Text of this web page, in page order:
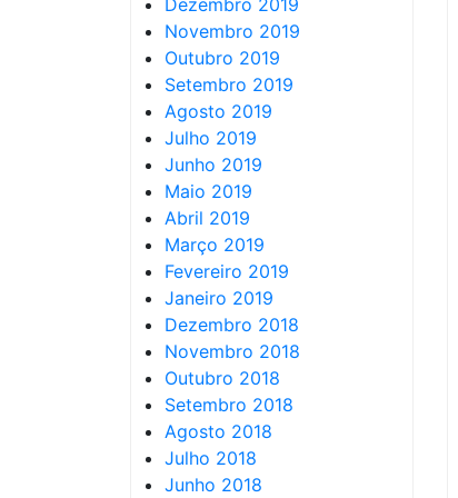
Dezembro 2019
Novembro 2019
Outubro 2019
Setembro 2019
Agosto 2019
Julho 2019
Junho 2019
Maio 2019
Abril 2019
Março 2019
Fevereiro 2019
Janeiro 2019
Dezembro 2018
Novembro 2018
Outubro 2018
Setembro 2018
Agosto 2018
Julho 2018
Junho 2018